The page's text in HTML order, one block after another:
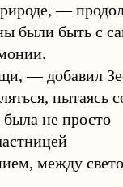
—
были быть с
— добавил
пытаясь
не просто
между